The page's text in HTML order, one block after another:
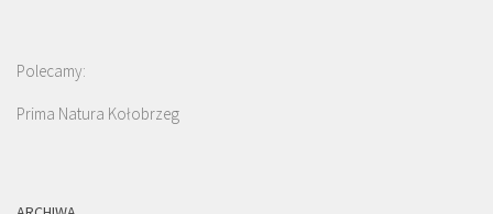
Polecamy:
Prima Natura Kołobrzeg